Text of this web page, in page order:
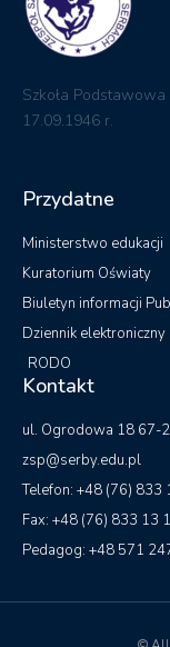
Szkoła
17.09.1946 r.
Przydatne
Ministerstwo edukacji
Kuratorium Oświaty
Biuletyn informacji
Dziennik elektroniczny
RODO
Kontakt
ul. Ogrodowa 18 67-
zsp@serby.edu.pl
Telefon: +48 (76) 833
Fax: +48 (76) 833 13
Pedagog: +48 571